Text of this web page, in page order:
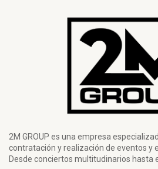
2M GROUP es una empresa
contratación y realización de eventos y
Desde conciertos multitudinarios hasta